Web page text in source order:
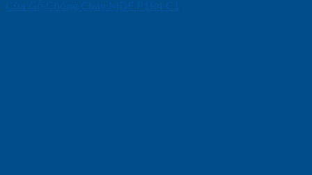
Cửa Gỗ Chống Cháy MDF P1R4 C1